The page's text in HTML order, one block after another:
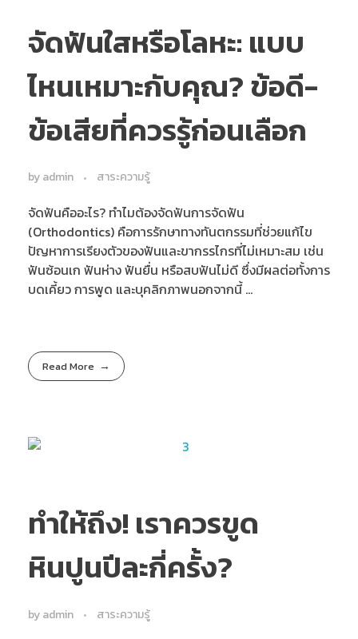
จัดฟันใสหรือโลหะ: แบบ
ไหนเหมาะกับคุณ? ข้อดี-
ข้อเสียที่ควรรู้ก่อนเลือก
byadmin สาระความรู้
จัดฟันคืออะไร? ทำไมต้องจัดฟันการจัดฟัน
(Orthodontics) คือการรักษาทางทันตกรรมที่ช่วยแก้ไข
ปัญหาการเรียงตัวของฟันและขากรรไกรที่ไม่เหมาะสม เช่น
ฟันซ้อนเก ฟันห่าง ฟันยื่น หรือสบฟันไม่ดี ซึ่งมีผลต่อทั้งการ
บดเคี้ยว การพูด และบุคลิกภาพนอกจากนี้ ...
Read More
ทำให้ถึง! เราควรขูด
หินปูนปีละกี่ครั้ง?
byadmin สาระความรู้